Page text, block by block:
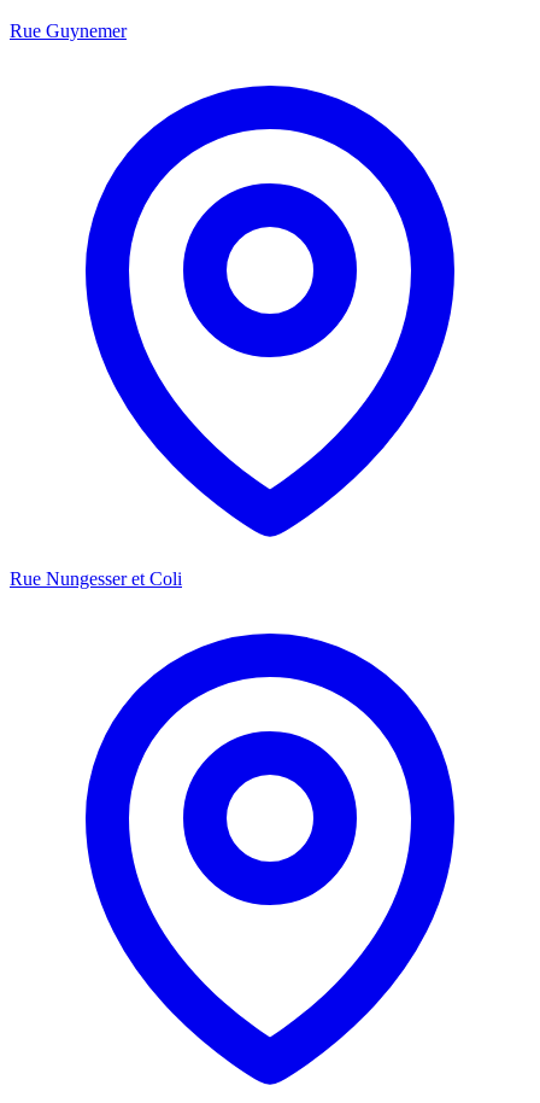
Rue Guynemer
Rue Nungesser et Coli